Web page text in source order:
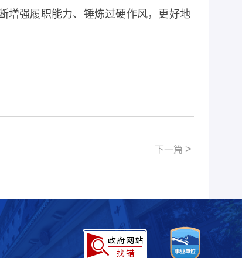
增强履职能力、锤炼过硬作风，更好地
下一篇 >